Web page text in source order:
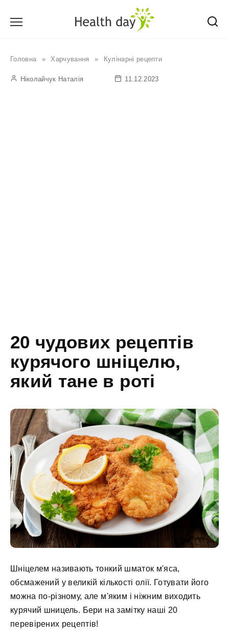
Головна » Харчування » Кулінарні рецепти
Ніколайчук Наталія 11.12.2023
20 чудових рецептів
курячого шніцелю,
який тане в роті
Шніцелем називають тонкий шматок м'яса,
обсмажений у великій кількості олії. Готувати його
можна по-різному, але м'яким і ніжним виходить
курячий шницель. Бери на замітку наші 20
перевірених рецептів!